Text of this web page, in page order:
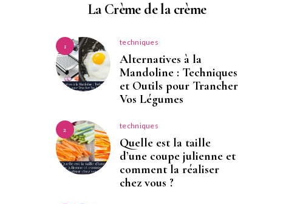
La Crème de la crème
1 techniques
Alternatives à la
Mandoline : Techniques
et Outils pour Trancher
Vos Légumes
2 techniques
Quelle est la taille
d’une coupe julienne et
comment la réaliser
chez vous ?